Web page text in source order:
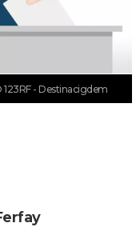
123RF - Destinacigdem